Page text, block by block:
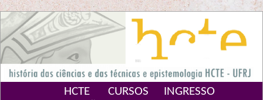
HCTE CURSOS
INGRESSO